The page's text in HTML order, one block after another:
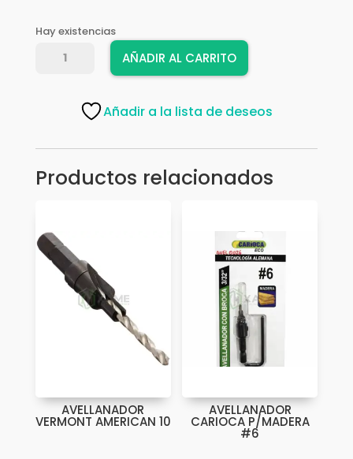
Hay existencias
AVELLANADOR
cantidad
AÑADIR AL CARRITO
Añadir a la lista de deseos
Productos relacionados
AVELLANADOR
VERMONT AMERICAN 10
AVELLANADOR
CARIOCA P/MADERA
#6